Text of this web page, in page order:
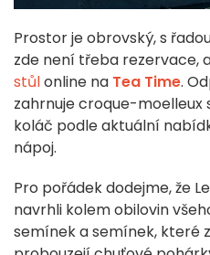
Prostor je obrovský, s
zde není třeba rezervace,
stůlonline na Tea Time.
zahrnuje croque-moelleux
koláč podle aktuální
nápoj.
Pro pořádek dodejme, že
navrhli kolem obilovin
semínek a semínek, které